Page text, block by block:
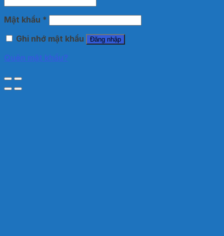
Mật khẩu *
Ghi nhớ mật khẩu
Đăng nhập
Quên mật khẩu?